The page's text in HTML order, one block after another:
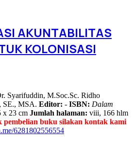
AKUNTABILITAS
KOLONISASI
Syarifuddin, M.Soc.Sc. Ridho
SE., MSA. Editor: - ISBN: Dalam
x 23 cm Jumlah halaman: viii, 166 hlm
pembelian buku silakan kontak kami
6281802556554